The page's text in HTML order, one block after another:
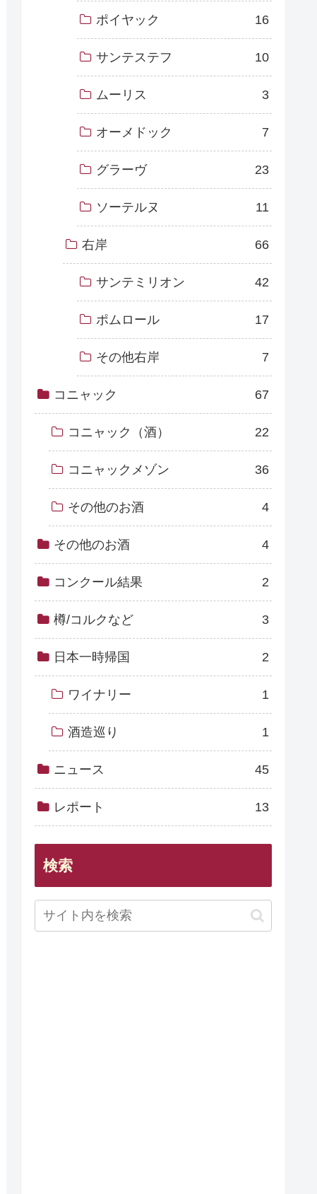
ポイヤック 16
サンテステフ 10
ムーリス 3
オーメドック 7
グラーヴ 23
ソーテルヌ 11
右岸 66
サンテミリオン 42
ポムロール 17
その他右岸 7
コニャック 67
コニャック（酒） 22
コニャックメゾン 36
その他のお酒 4
その他のお酒 4
コンクール結果 2
樽/コルクなど 3
日本一時帰国 2
ワイナリー 1
酒造巡り 1
ニュース 45
レポート 13
検索